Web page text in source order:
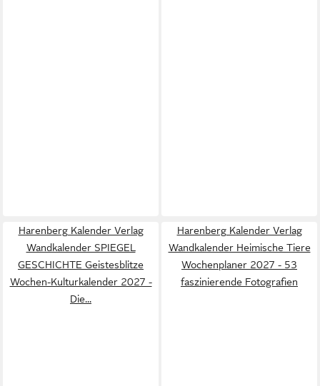
Harenberg Kalender Verlag
Wandkalender SPIEGEL
GESCHICHTE Geistesblitze
Wochen-Kulturkalender 2027 -
Die...
Harenberg Kalender Verlag
Wandkalender Heimische Tiere
Wochenplaner 2027 - 53
faszinierende Fotografien